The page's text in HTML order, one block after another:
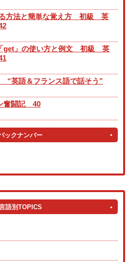
方法と簡単な覚え方 初級 英
get」の使い方と例文 初級 英
“英語＆フランス語で話そう”
奮闘記 40
ックナンバー
語別TOPICS